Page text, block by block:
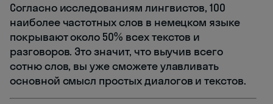
Согласно исследованиям лингвистов, 100
наиболее частотных слов в немецком языке
покрывают около 50% всех текстов и
разговоров. Это значит, что выучив всего
сотню слов, вы уже сможете улавливать
основной смысл простых диалогов и текстов.